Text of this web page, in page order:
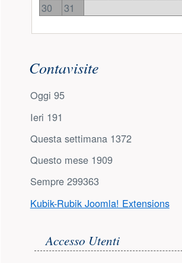
30
31
Contavisite
Oggi 95
Ieri 191
Questa settimana 1372
Questo mese 1909
Sempre 299363
Kubik-Rubik Joomla! Extensions
Accesso utente
Accesso Utenti